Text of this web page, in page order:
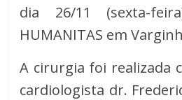
dia 26/11 (sexta-
HUMANITAS em
A cirurgia foi realizada
cardiologista dr.